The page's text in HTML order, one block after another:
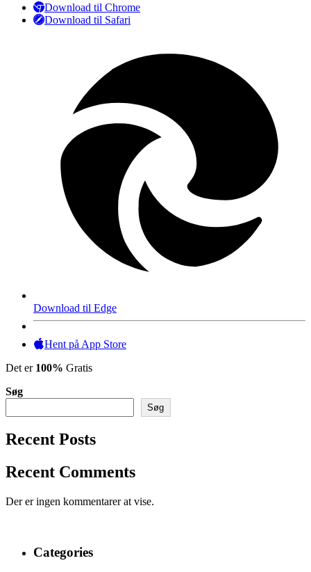
Download til Chrome
Download til Safari
Download til Edge
Hent på App Store
Det er 100% Gratis
Søg
Søg
Recent Posts
Recent Comments
Der er ingen kommentarer at vise.
Categories